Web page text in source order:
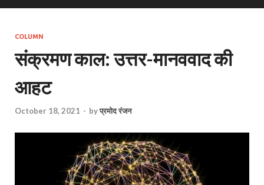
COLUMN
संक्रमण काल: उत्तर-मानववाद की
आहट
October 18, 2021 - byप्रमोद रंजन